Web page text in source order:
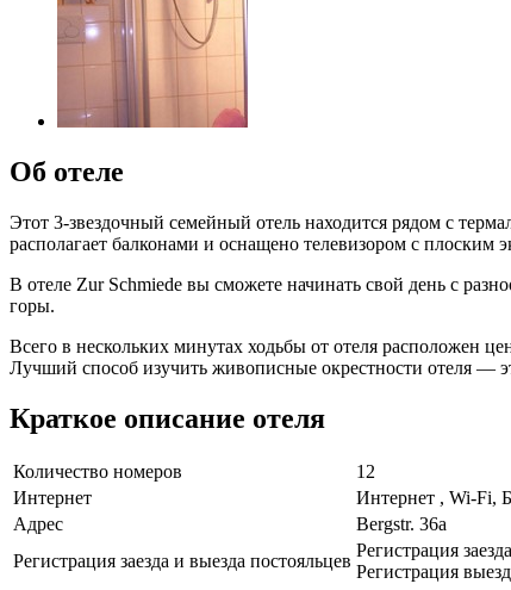
Об отеле
Этот 3-звездочный семейный отель находится рядом с
располагает балконами и оснащено телевизором с плоским
В отеле Zur Schmiede вы сможете начинать свой день с
горы.
Всего в нескольких минутах ходьбы от отеля расположен
Лучший способ изучить живописные окрестности отеля —
Краткое описание отеля
Количество номеров
12
Интернет
Интернет , Wi-Fi,
Адрес
Bergstr. 36a
Регистрация заезда и выезда постояльцев
Регистрация
Регистрация